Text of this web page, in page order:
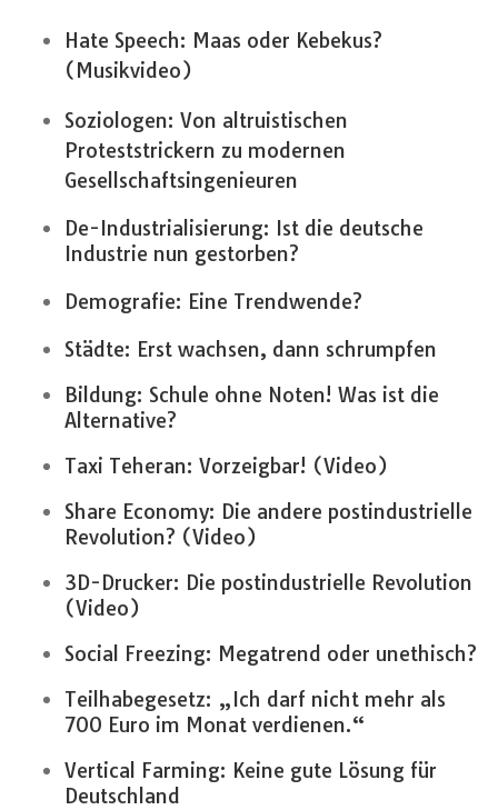
Hate Speech: Maas oder Kebekus?
(Musikvideo)
Soziologen: Von altruistischen
Proteststrickern zu modernen
Gesellschaftsingenieuren
De-Industrialisierung: Ist die deutsche
Industrie nun gestorben?
Demografie: Eine Trendwende?
Städte: Erst wachsen, dann schrumpfen
Bildung: Schule ohne Noten! Was ist die
Alternative?
Taxi Teheran: Vorzeigbar! (Video)
Share Economy: Die andere postindustrielle
Revolution? (Video)
3D-Drucker: Die postindustrielle Revolution
(Video)
Social Freezing: Megatrend oder unethisch?
Teilhabegesetz: „Ich darf nicht mehr als
700 Euro im Monat verdienen.“
Vertical Farming: Keine gute Lösung für
Deutschland